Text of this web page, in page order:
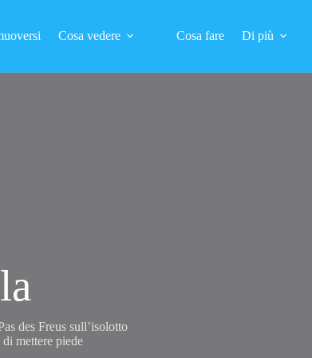
Cosa vedere Cosa fare Di più
des Freus sull’isolotto
mettere piede